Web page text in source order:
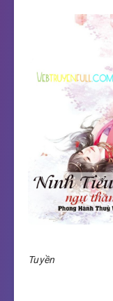
Tuyền